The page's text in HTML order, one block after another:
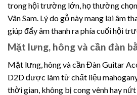
trong hội trường lớn, họ thường
Vân Sam. Lý do gỗ này mang lại âm
giúp đẩy âm thanh ra phía cuối hội
Mặt lưng, hông và cần đàn
Mặt lưng, hông và cần Đàn Guitar
D2D được làm từ chất liệu
thời gian, không bị cong vênh hay